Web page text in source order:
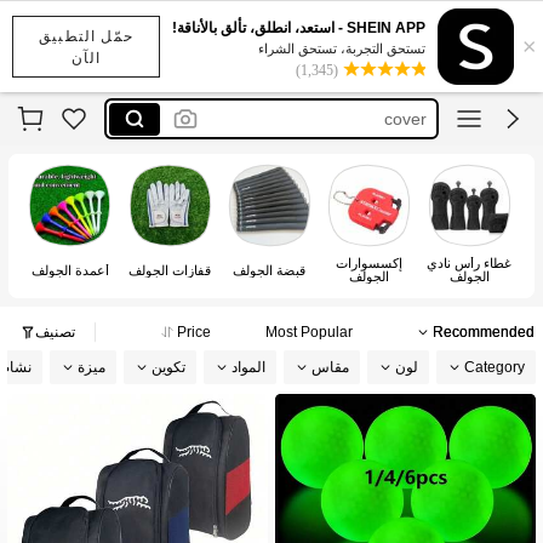
حمّل التطبيق
الآن
×
SHEIN APP - استعد، انطلق، تألق بالأناقة!
تستحق التجربة، تستحق الشراء
(1,345)
ゴルフティー
ゴルフバッグ
cover
golf
ゴルフティー
ゴルフバッグ
غطاء رأس نادي
الجولف
إكسسوارات
الجولف
قبضة الجولف قفازات الجولف أعمدة الجولف
Recommended
Most Popular
Price تصنيف
Category لون مقاس المواد تكوين ميزة